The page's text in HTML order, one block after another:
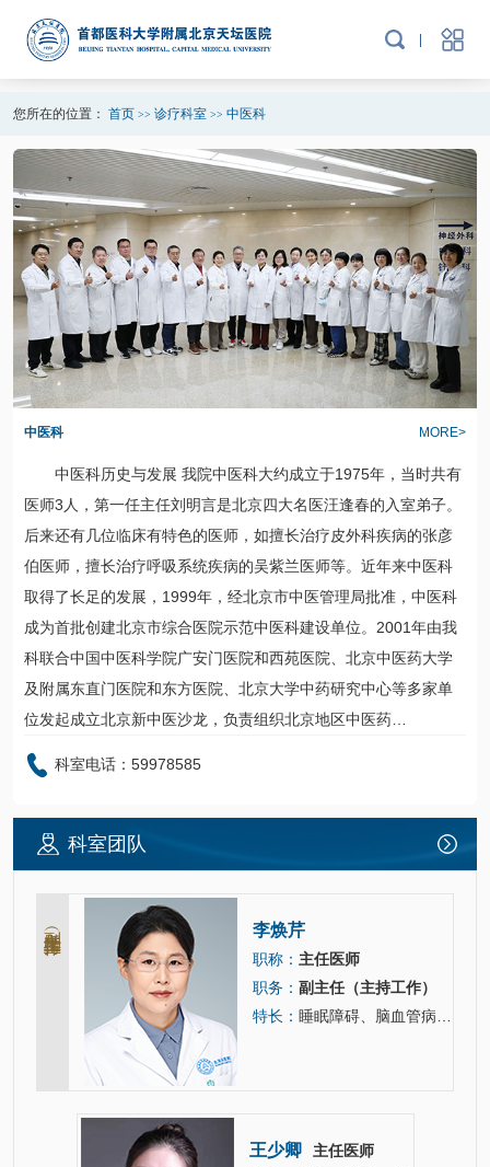
您所在的位置： 首页 >> 诊疗科室>> 中医科
中医科 MORE>
中医科历史与发展 我院中医科大约成立于1975年，当时共有
医师3人，第一任主任刘明言是北京四大名医汪逢春的入室弟子。
后来还有几位临床有特色的医师，如擅长治疗皮外科疾病的张彦
伯医师，擅长治疗呼吸系统疾病的吴紫兰医师等。近年来中医科
取得了长足的发展，1999年，经北京市中医管理局批准， 中医科
成为首批创建北京市综合医院示范中医科建设单位。2001年由我
科联合中国中医科学院广安门医院和西苑医院、北京中医药大学
及附属东直门医院和东方医院、北京大学中药研究中心等多家单
位发起成立北京新中医沙龙，负责组织北京地区中医药…
科室电话：59978585
科室团队
李焕芹
职称： 主任医师
职务： 副主任（主持工作）
特长： 睡眠障碍、脑血管病、脑肿瘤、顽固性面瘫、各种痛症（头面痛及颈肩腰腿痛、带状疱疹神经痛等）。
王少卿
主任医师